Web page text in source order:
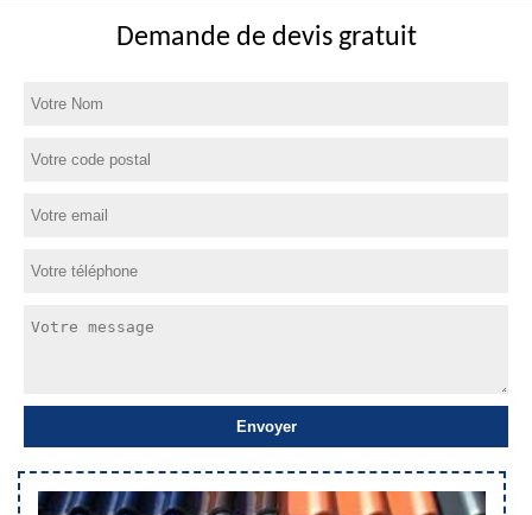
Demande de devis gratuit